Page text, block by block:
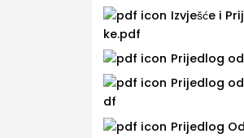
Izvješće i
ke.pdf
Prijedlog
Prijedlog
df
Prijedlog